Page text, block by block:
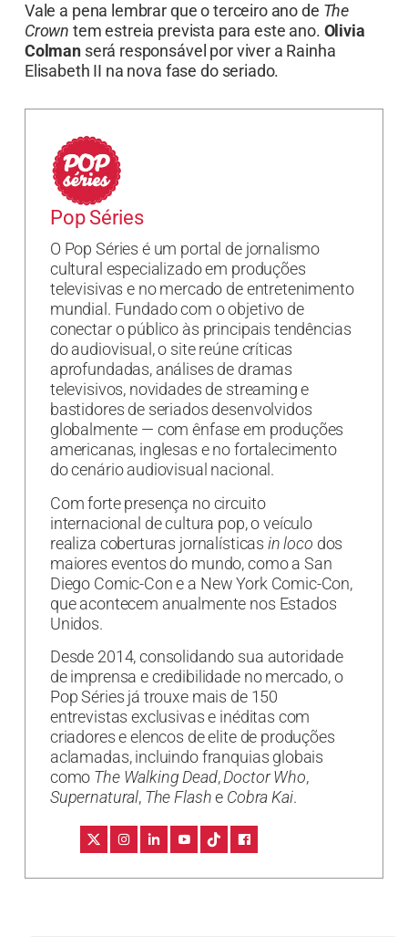
Vale a pena lembrar que o terceiro ano de The
Crown tem estreia prevista para este ano. Olivia
Colmanserá responsável por viver a Rainha
Elisabeth II na nova fase do seriado.
Pop Séries
O Pop Séries é um portal de jornalismo
cultural especializado em produções
televisivas e no mercado de entretenimento
mundial. Fundado com o objetivo de
conectar o público às principais tendências
do audiovisual, o site reúne críticas
aprofundadas, análises de dramas
televisivos, novidades de streaming e
bastidores de seriados desenvolvidos
globalmente — com ênfase em produções
americanas, inglesas e no fortalecimento
do cenário audiovisual nacional.
Com forte presença no circuito
internacional de cultura pop, o veículo
realiza coberturas jornalísticas in loco dos
maiores eventos do mundo, como a San
Diego Comic-Con e a New York Comic-Con,
que acontecem anualmente nos Estados
Unidos.
Desde 2014, consolidando sua autoridade
de imprensa e credibilidade no mercado, o
Pop Séries já trouxe mais de 150
entrevistas exclusivas e inéditas com
criadores e elencos de elite de produções
aclamadas, incluindo franquias globais
como The Walking Dead,Doctor Who,
Supernatural, The Flashe Cobra Kai.